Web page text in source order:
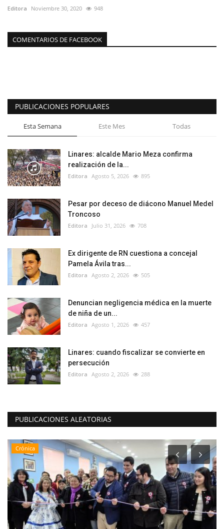
Editora Noviembre 30, 2020 948
COMENTARIOS DE FACEBOOK
PUBLICACIONES POPULARES
Esta Semana Este Mes Todas
Linares: alcalde Mario Meza confirma
realización de la...
Editora Agosto 5, 2026 895
Pesar por deceso de diácono Manuel Medel
Troncoso
Editora Julio 31, 2026 708
Ex dirigente de RN cuestiona a concejal
Pamela Ávila tras...
Editora Agosto 2, 2026 505
Denuncian negligencia médica en la muerte
de niña de un...
Editora Agosto 1, 2026 457
Linares: cuando fiscalizar se convierte en
persecución
Editora Agosto 2, 2026 288
PUBLICACIONES ALEATORIAS
Crónica